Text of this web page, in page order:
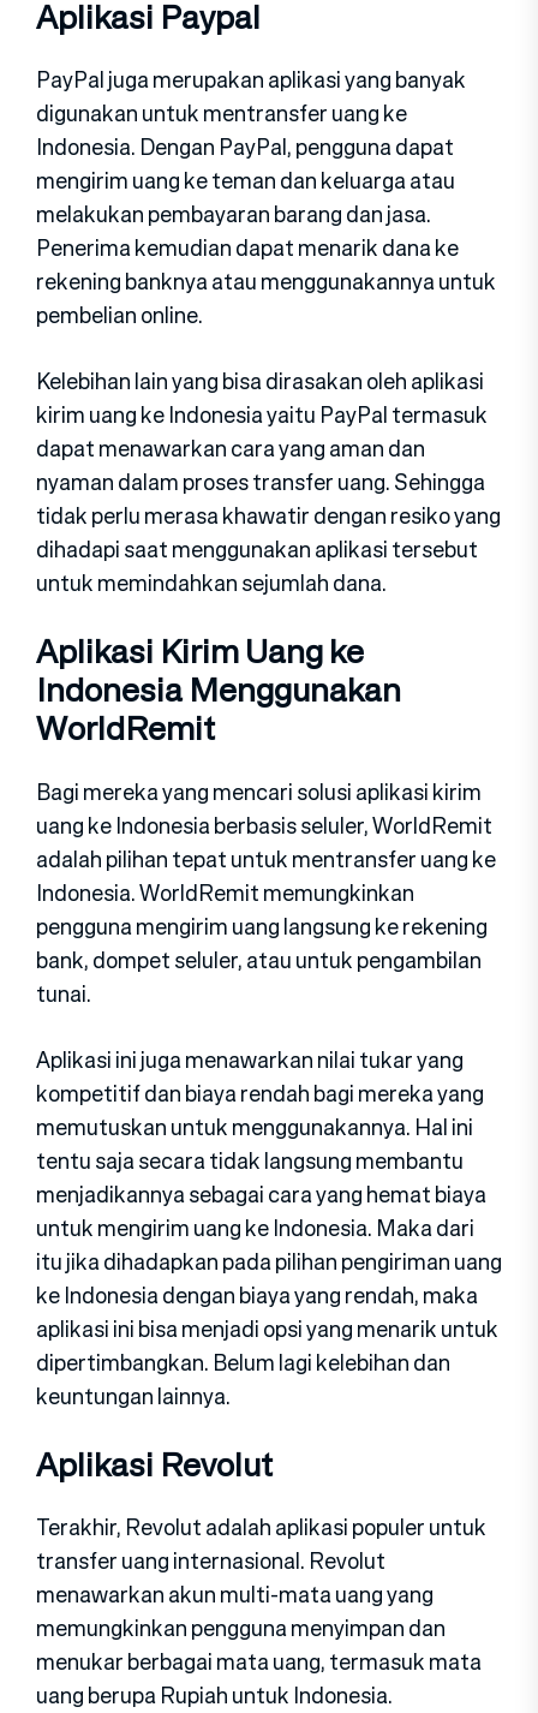
Aplikasi Paypal
PayPal juga merupakan aplikasi yang banyak
digunakan untuk mentransfer uang ke
Indonesia. Dengan PayPal, pengguna dapat
mengirim uang ke teman dan keluarga atau
melakukan pembayaran barang dan jasa.
Penerima kemudian dapat menarik dana ke
rekening banknya atau menggunakannya untuk
pembelian online.
Kelebihan lain yang bisa dirasakan oleh aplikasi
kirim uang ke Indonesia yaitu PayPal termasuk
dapat menawarkan cara yang aman dan
nyaman dalam proses transfer uang. Sehingga
tidak perlu merasa khawatir dengan resiko yang
dihadapi saat menggunakan aplikasi tersebut
untuk memindahkan sejumlah dana.
Aplikasi Kirim Uang ke
Indonesia Menggunakan
WorldRemit
Bagi mereka yang mencari solusi aplikasi kirim
uang ke Indonesia berbasis seluler, WorldRemit
adalah pilihan tepat untuk mentransfer uang ke
Indonesia. WorldRemit memungkinkan
pengguna mengirim uang langsung ke rekening
bank, dompet seluler, atau untuk pengambilan
tunai.
Aplikasi ini juga menawarkan nilai tukar yang
kompetitif dan biaya rendah bagi mereka yang
memutuskan untuk menggunakannya. Hal ini
tentu saja secara tidak langsung membantu
menjadikannya sebagai cara yang hemat biaya
untuk mengirim uang ke Indonesia. Maka dari
itu jika dihadapkan pada pilihan pengiriman uang
ke Indonesia dengan biaya yang rendah, maka
aplikasi ini bisa menjadi opsi yang menarik untuk
dipertimbangkan. Belum lagi kelebihan dan
keuntungan lainnya.
Aplikasi Revolut
Terakhir, Revolut adalah aplikasi populer untuk
transfer uang internasional. Revolut
menawarkan akun multi-mata uang yang
memungkinkan pengguna menyimpan dan
menukar berbagai mata uang, termasuk mata
uang berupa Rupiah untuk Indonesia.